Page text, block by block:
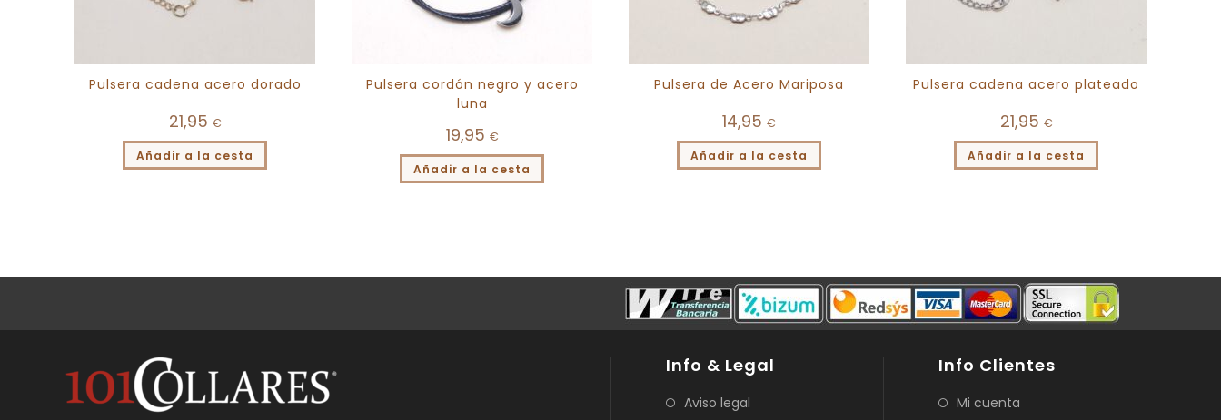
Pulsera cadena acero dorado
21,95 €
Añadir a la cesta
Pulsera cordón negro y acero
luna
19,95 €
Añadir a la cesta
Pulsera de Acero Mariposa
14,95 €
Añadir a la cesta
Pulsera cadena acero plateado
21,95 €
Añadir a la cesta
Info & Legal
Aviso legal
Info Clientes
Mi cuenta